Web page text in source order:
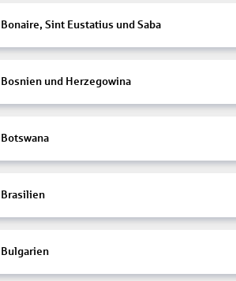
Bonaire, Sint Eustatius und Saba
Bosnien und Herzegowina
Botswana
Brasilien
Bulgarien